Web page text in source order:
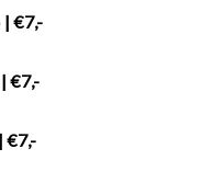
| €7,-
| €7,-
| €7,-